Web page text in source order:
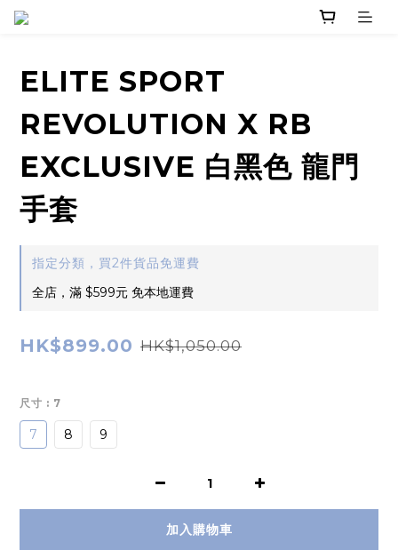
ELITE SPORT
REVOLUTION X RB
EXCLUSIVE 白黑色 龍門
手套
指定分類，買2件貨品免運費
全店，滿 $599元 免本地運費
HK$899.00 HK$1,050.00
尺寸 : 7
7 8 9
加入購物車